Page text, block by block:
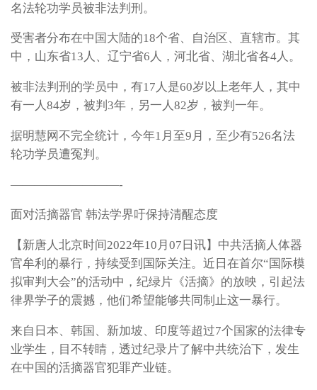
名法轮功学员被非法判刑。
受害者分布在中国大陆的18个省、自治区、直辖市。其
中，山东省13人、辽宁省6人，河北省、湖北省各4人。
被非法判刑的学员中，有17人是60岁以上老年人，其中
有一人84岁，被判3年，另一人82岁，被判一年。
据明慧网不完全统计，今年1月至9月，至少有526名法
轮功学员遭冤判。
—————————-
面对活摘器官 韩法学界吁保持清醒态度
【新唐人北京时间2022年10月07日讯】中共活摘人体器
官牟利的暴行，持续受到国际关注。近日在首尔“国际模
拟审判大会”的活动中，纪绿片《活摘》的放映，引起法
律界学子的震撼，他们希望能够共同制止这一暴行。
来自日本、韩国、新加坡、印度等超过7个国家的法律专
业学生，目不转睛，透过纪录片了解中共统治下，发生
在中国的活摘器官犯罪产业链。